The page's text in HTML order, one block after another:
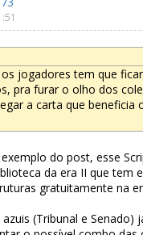
os jogadores tem que
pra furar o olho dos
a carta que beneficia
do post, esse
da era II que tem
gratuitamente na
(Tribunal e Senado)